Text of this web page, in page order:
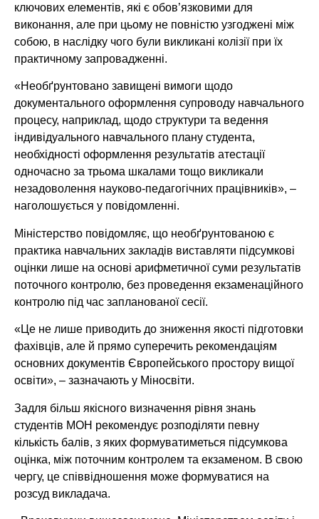
ключових елементів, які є обов’язковими для
виконання, але при цьому не повністю узгоджені між
собою, в наслідку чого були викликані колізії при їх
практичному запровадженні.
«Необґрунтовано завищені вимоги щодо
документального оформлення супроводу навчального
процесу, наприклад, щодо структури та ведення
індивідуального навчального плану студента,
необхідності оформлення результатів атестації
одночасно за трьома шкалами тощо викликали
незадоволення науково-педагогічних працівників», –
наголошується у повідомленні.
Міністерство повідомляє, що необґрунтованою є
практика навчальних закладів виставляти підсумкові
оцінки лише на основі арифметичної суми результатів
поточного контролю, без проведення екзаменаційного
контролю під час запланованої сесії.
«Це не лише приводить до зниження якості підготовки
фахівців, але й прямо суперечить рекомендаціям
основних документів Європейського простору вищої
освіти», – зазначають у Міносвіти.
Задля більш якісного визначення рівня знань
студентів МОН рекомендує розподіляти певну
кількість балів, з яких формуватиметься підсумкова
оцінка, між поточним контролем та екзаменом. В свою
чергу, це співвідношення може формуватися на
розсуд викладача.